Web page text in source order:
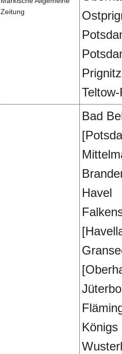
Zeitung
Prignitz
Bad
Havel
Königs